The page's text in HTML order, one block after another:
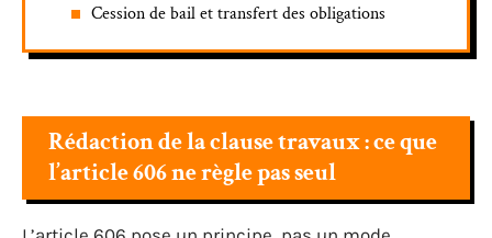
Cession de bail et transfert des obligations
Rédaction de la clause travaux : ce que
l’article 606 ne règle pas seul